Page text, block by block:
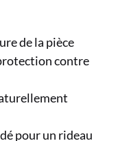
de la pièce
contre
pour un rideau